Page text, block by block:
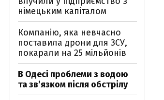
німецьким капіталом
Компанію, яка невчасно
поставила дрони для ЗСУ,
покарали на 25 мільйонів
В Одесі проблеми з водою
та звʼязком після обстрілу